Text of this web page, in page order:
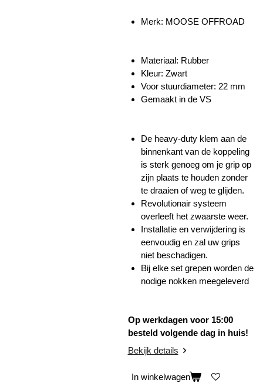
Merk: MOOSE OFFROAD
Materiaal: Rubber
Kleur: Zwart
Voor stuurdiameter: 22 mm
Gemaakt in de VS
De heavy-duty klem aan de
binnenkant van de koppeling
is sterk genoeg om je grip op
zijn plaats te houden zonder
te draaien of weg te glijden.
Revolutionair systeem
overleeft het zwaarste weer.
Installatie en verwijdering is
eenvoudig en zal uw grips
niet beschadigen.
Bij elke set grepen worden de
nodige nokken meegeleverd
Op werkdagen voor 15:00
besteld volgende dag in huis!
Bekijk details
In winkelwagen